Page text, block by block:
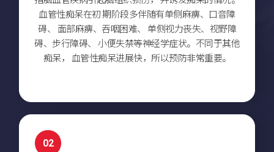
血管性痴呆在初期阶段多伴随有单侧麻痹、口音障
碍、
面部麻痹、吞咽困难、 单侧视力丧失、视野障
碍、步行障碍、 小便失禁等神经学症状。不同于其他
痴呆， 血管性痴呆进展快，所以预防非常重要。
02